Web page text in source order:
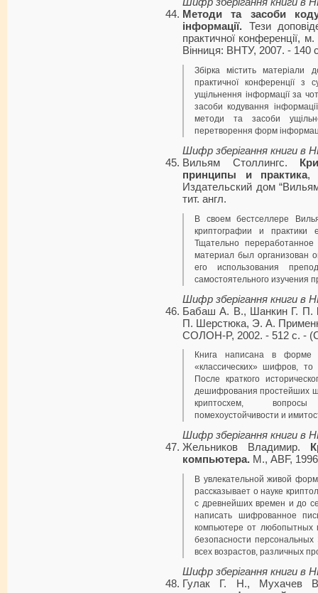
Шифр зберігання книги в
Методи та засоби
інформації. Тези
практичної конференції,
Вінниця: ВНТУ, 2007. - 140
Збірка містить матеріали
практичної конференції з
ущільнення інформації за
засоби кодування
методи та засоби
перетворення форм
Шифр зберігання книги в
Вильям Столлингс.
принципы и практика,
Издательский дом
тит. англ.
В своем бестселлере
криптографии и
Тщательно
материал был организован
его использования
самостоятельного изучения
Шифр зберігання книги в
Бабаш A. B., Шанкин Г. П.
П. Шерстюка, Э. А.
COЛOH-P, 2002. - 512 с. -
Книга написана в форме
«классических» шифров,
После краткого
дешифрования простейших
криптосхем, вопросы
помехоустойчивости и
Шифр зберігання книги в
Жельников Владимир.
компьютера. М., ABF,
В увлекательной живой
рассказывает о науке
с древ­нейших времен и до
написать шифрованное
компьютере от любопытных
безопасности
всех воз­растов, различных
Шифр зберігання книги в
Гулак Г. Н.,